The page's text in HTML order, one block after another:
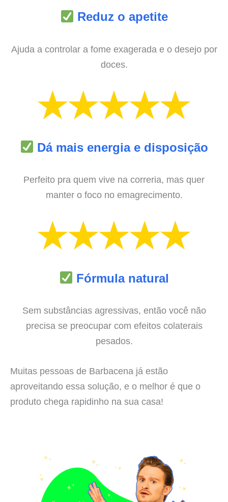
Reduz o apetite
Ajuda a controlar a fome exagerada e o desejo por
doces.
Dá mais energia e disposição
Perfeito pra quem vive na correria, mas quer
manter o foco no emagrecimento.
Fórmula natural
Sem substâncias agressivas, então você não
precisa se preocupar com efeitos colaterais
pesados.
Muitas pessoas de Barbacena já estão
aproveitando essa solução, e o melhor é que o
produto chega rapidinho na sua casa!